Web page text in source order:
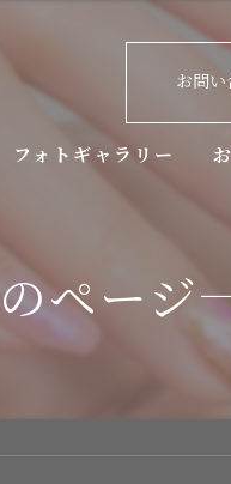
お問
フォトギャラリー
ページ